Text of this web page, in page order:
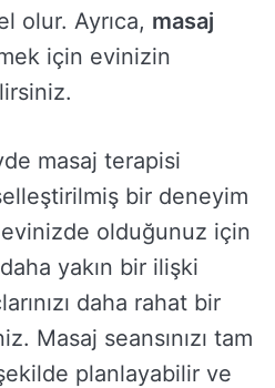
olur. Ayrıca, masaj
için evinizin
masaj terapisi
bir deneyim
evinizde olduğunuz için
yakın bir ilişki
daha rahat bir
Masaj seansınızı tam
planlayabilir ve